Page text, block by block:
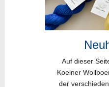
Auf dieser
Koelner
der